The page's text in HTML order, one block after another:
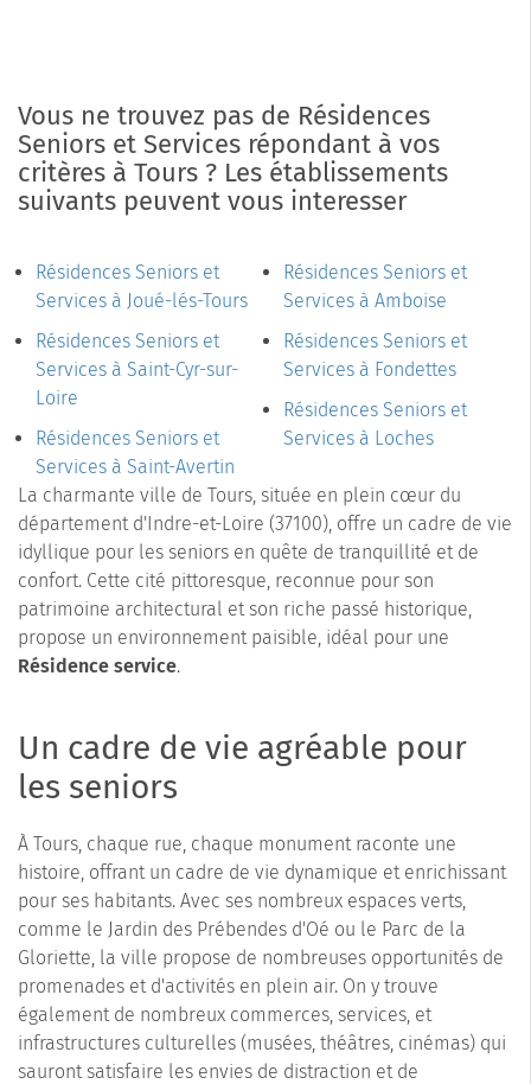
Vous ne trouvez pas de Résidences
Seniors et Services répondant à vos
critères à Tours ? Les établissements
suivants peuvent vous interesser
Résidences Seniors et
Services à Joué-lés-Tours
Résidences Seniors et
Services à Saint-Cyr-sur-
Loire
Résidences Seniors et
Services à Saint-Avertin
Résidences Seniors et
Services à Amboise
Résidences Seniors et
Services à Fondettes
Résidences Seniors et
Services à Loches
La charmante ville de Tours, située en plein cœur du
département d'Indre-et-Loire (37100), offre un cadre de vie
idyllique pour les seniors en quête de tranquillité et de
confort. Cette cité pittoresque, reconnue pour son
patrimoine architectural et son riche passé historique,
propose un environnement paisible, idéal pour une
Résidence service.
Un cadre de vie agréable pour
les seniors
À Tours, chaque rue, chaque monument raconte une
histoire, offrant un cadre de vie dynamique et enrichissant
pour ses habitants. Avec ses nombreux espaces verts,
comme le Jardin des Prébendes d'Oé ou le Parc de la
Gloriette, la ville propose de nombreuses opportunités de
promenades et d'activités en plein air. On y trouve
également de nombreux commerces, services, et
infrastructures culturelles (musées, théâtres, cinémas) qui
sauront satisfaire les envies de distraction et de